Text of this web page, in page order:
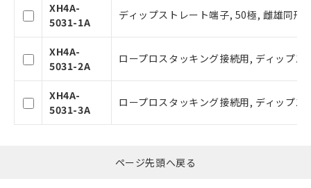
XH4A-
5031-1A
ディップストレート端子, 50極, 雌雄同
XH4A-
5031-2A
ロープロスタッキング接続用, ディップ
XH4A-
5031-3A
ロープロスタッキング接続用, ディップ
ページ先頭へ戻る
指します。